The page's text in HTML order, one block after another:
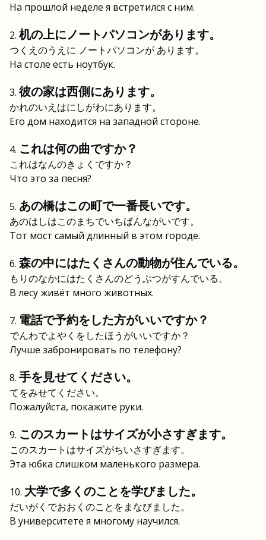
На прошлой неделе я встретился с ним.
机の上にノートパソコンがあります。
つくえのうえに ノートパソコンが あります。
На столе есть ноутбук.
彼の家は西側にあります。
かれのいえはにしがわにあります。
Его дом находится на западной стороне.
これは何の曲ですか？
これはなんのきょくですか？
Что это за песня?
あの橋はこの町で一番長いです。
あのはしはこのまちでいちばんながいです。
Тот мост самый длинный в этом городе.
森の中にはたくさんの動物が住んでいる。
もりのなかにはたくさんのどうぶつがすんでいる。
В лесу живёт много животных.
電話で予約をした方がいいですか？
でんわでよやくをしたほうがいいですか？
Лучше забронировать по телефону?
手を見せてください。
てをみせてください。
Пожалуйста, покажите руки.
このスカートはサイズが小さすぎます。
このスカートはサイズがちいさすぎます。
Эта юбка слишком маленького размера.
大学で多くのことを学びました。
だいがくでおおくのことをまなびました。
В университете я многому научился.